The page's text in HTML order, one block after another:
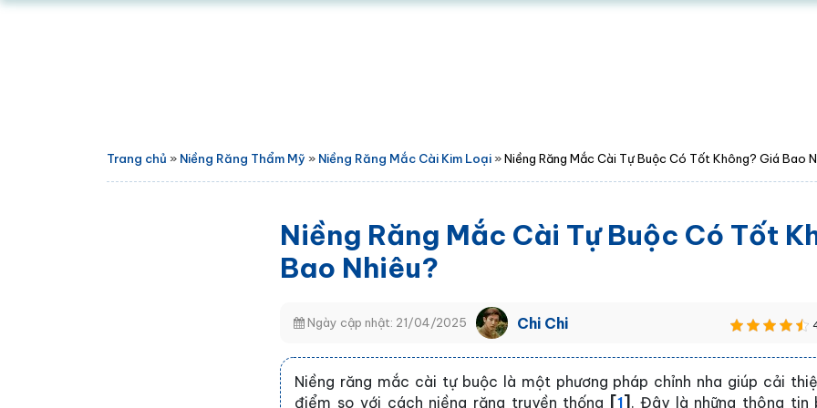
Trang chủ » Niềng Răng Thẩm Mỹ » Niềng Răng Mắc Cài Kim Loại »Niềng Răng Mắc Cài Tự Buộc Có Tốt Không? Giá Bao
Niềng Răng Mắc Cài Tự Buộc Có Tốt
Bao Nhiêu?
Ngày cập nhật: 21/04/2025 Chi Chi
Niềng răng mắc cài tự buộc là một phương pháp chỉnh nha giúp cải
điểm so với cách niềng răng truyền thống
1 . Đây là những thông tin